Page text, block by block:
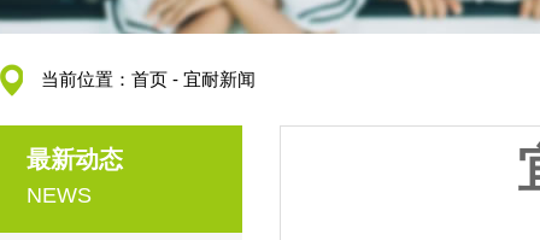
当前位置： 首页 - 宜耐新闻
最新动态
NEWS